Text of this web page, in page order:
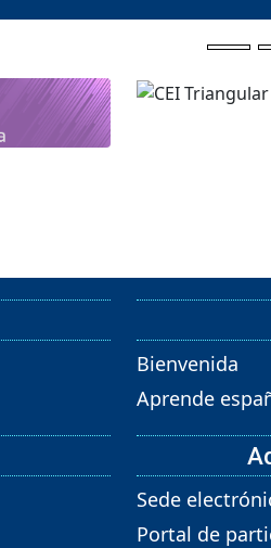
Bienvenida
Aprende
Sede
Portal de